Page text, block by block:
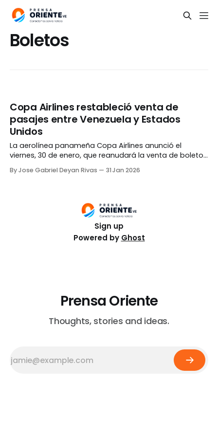
Boletos
Copa Airlines restableció venta de
pasajes entre Venezuela y Estados
Unidos
La aerolínea panameña Copa Airlines anunció el
viernes, 30 de enero, que reanudará la venta de boletos
newsletter distribuido por la empresa, las agencias de
By Jose Gabriel Deyan Rivas 31 Jan 2026
Sign up
Powered by Ghost
Prensa Oriente
Thoughts, stories and ideas.